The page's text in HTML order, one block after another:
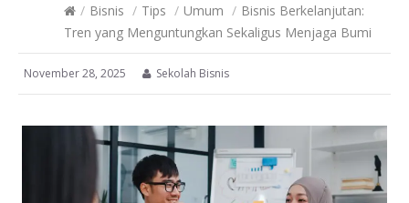
/ Bisnis / Tips / Umum / Bisnis Berkelanjutan:
Tren yang Menguntungkan Sekaligus Menjaga Bumi
November 28, 2025 Sekolah Bisnis